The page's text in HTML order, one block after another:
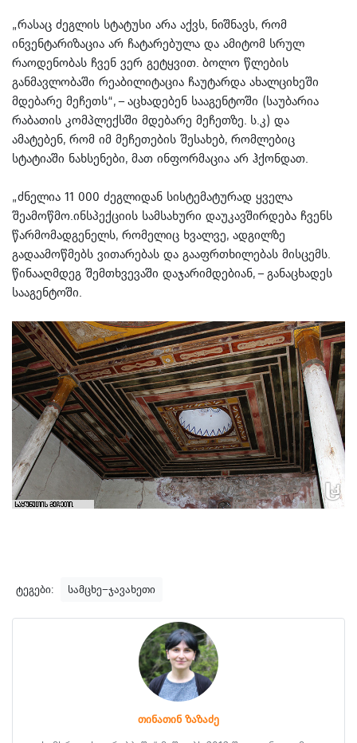
„რასაც ძეგლის სტატუსი არა აქვს, ნიშნავს, რომ
ინვენტარიზაცია არ ჩატარებულა და ამიტომ სრულ
რაოდენობას ჩვენ ვერ გეტყვით. ბოლო წლების
განმავლობაში რეაბილიტაცია ჩაუტარდა ახალციხეში
მდებარე მეჩეთს“, – აცხადებენ სააგენტოში (საუბარია
რაბათის კომპლექსში მდებარე მეჩეთზე. ს.კ) და
ამატებენ, რომ იმ მეჩეთების შესახებ, რომლებიც
სტატიაში ნახსენები, მათ ინფორმაცია არ ჰქონდათ.
„ძნელია 11 000 ძეგლიდან სისტემატურად ყველა
შეამოწმო.ინსპექციის სამსახური დაუკავშირდება ჩვენს
წარმომადგენელს, რომელიც ხვალვე, ადგილზე
გადაამოწმებს ვითარებას და გააფრთხილებას მისცემს.
წინააღმდეგ შემთხვევაში დაჯარიმდებიან, – განაცხადეს
სააგენტოში.
ტეგები: სამცხე–ჯავახეთი
თინათინ ზაზაძე